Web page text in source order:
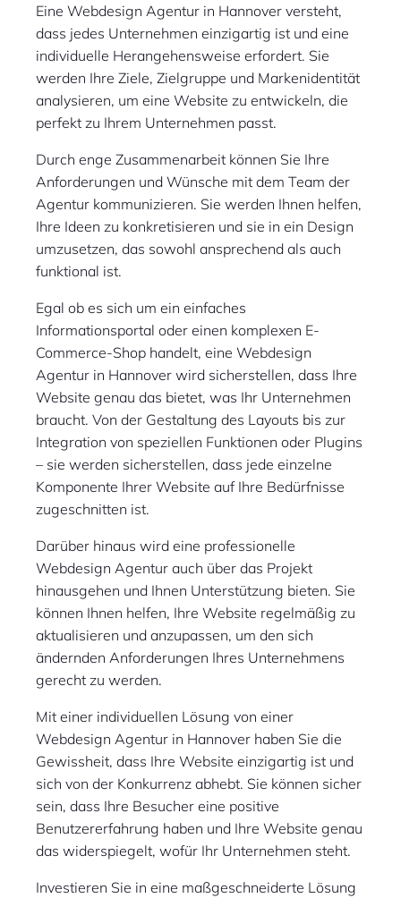
Eine Webdesign Agentur in Hannover versteht,
dass jedes Unternehmen einzigartig ist und eine
individuelle Herangehensweise erfordert. Sie
werden Ihre Ziele, Zielgruppe und Markenidentität
analysieren, um eine Website zu entwickeln, die
perfekt zu Ihrem Unternehmen passt.
Durch enge Zusammenarbeit können Sie Ihre
Anforderungen und Wünsche mit dem Team der
Agentur kommunizieren. Sie werden Ihnen helfen,
Ihre Ideen zu konkretisieren und sie in ein Design
umzusetzen, das sowohl ansprechend als auch
funktional ist.
Egal ob es sich um ein einfaches
Informationsportal oder einen komplexen E-
Commerce-Shop handelt, eine Webdesign
Agentur in Hannover wird sicherstellen, dass Ihre
Website genau das bietet, was Ihr Unternehmen
braucht. Von der Gestaltung des Layouts bis zur
Integration von speziellen Funktionen oder Plugins
– sie werden sicherstellen, dass jede einzelne
Komponente Ihrer Website auf Ihre Bedürfnisse
zugeschnitten ist.
Darüber hinaus wird eine professionelle
Webdesign Agentur auch über das Projekt
hinausgehen und Ihnen Unterstützung bieten. Sie
können Ihnen helfen, Ihre Website regelmäßig zu
aktualisieren und anzupassen, um den sich
ändernden Anforderungen Ihres Unternehmens
gerecht zu werden.
Mit einer individuellen Lösung von einer
Webdesign Agentur in Hannover haben Sie die
Gewissheit, dass Ihre Website einzigartig ist und
sich von der Konkurrenz abhebt. Sie können sicher
sein, dass Ihre Besucher eine positive
Benutzererfahrung haben und Ihre Website genau
das widerspiegelt, wofür Ihr Unternehmen steht.
Investieren Sie in eine maßgeschneiderte Lösung